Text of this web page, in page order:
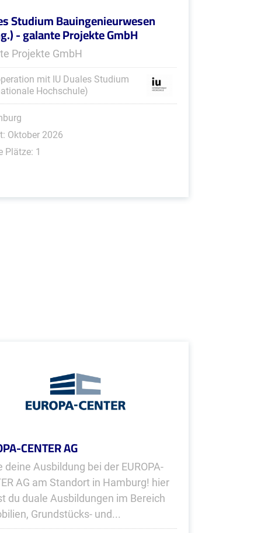
Studium Bauingenieurwesen
- galante Projekte GmbH
Projekte GmbH
mit IU Duales Studium
Hochschule)
Oktober 2026
Plätze: 1
CENTER AG
deine Ausbildung bei der EUROPA-
AG am Standort in Hamburg! hier
du duale Ausbildungen im Bereich
Grundstücks- und...